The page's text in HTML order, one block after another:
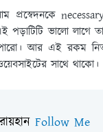
প্রস্বেদনকে
ভালো লাগে
আর এই রকম
সাথে থাকো।
Follow Me